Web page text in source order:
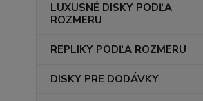
LUXUSNÉ DISKY PODĽA
ROZMERU
REPLIKY PODĽA ROZMERU
DISKY PRE DODÁVKY